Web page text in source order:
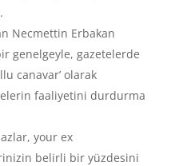
Necmettin Erbakan
genelgeyle, gazetelerde
canavar’ olarak
faaliyetini durdurma
your ex
belirli bir yüzdesini